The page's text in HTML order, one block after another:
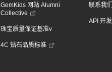
GemKids 网站 Alumni
Collective
珠宝质量保证基准v
4C 钻石品质标准
联系我们
API 开